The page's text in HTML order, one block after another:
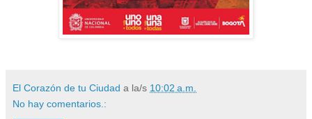
El Corazón de tu Ciudad a la/s 10:02 a.m.
No hay comentarios.: